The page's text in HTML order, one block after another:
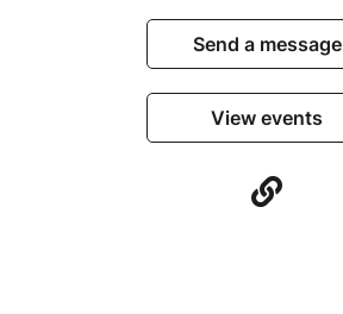
Send a message
View events